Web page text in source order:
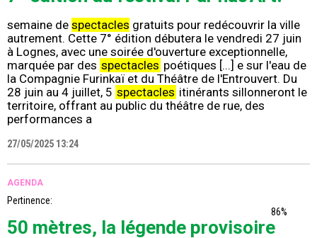
semaine de spectacles gratuits pour redécouvrir la ville
autrement. Cette 7° édition débutera le vendredi 27 juin
à Lognes, avec une soirée d'ouverture exceptionnelle,
marquée par des spectacles poétiques [...] e sur l'eau de
la Compagnie Furinkaï et du Théâtre de l'Entrouvert. Du
28 juin au 4 juillet, 5 spectacles itinérants sillonneront le
territoire, offrant au public du théâtre de rue, des
performances a
27/05/2025 13:24
AGENDA
Pertinence:
86%
50 mètres, la légende provisoire